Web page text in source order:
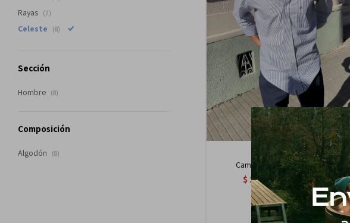
BRIXTON
Camisa Rayada - Celeste - Blanco
$1.645 $3.290 50
$ 1.398
Rayas (7)
Celeste (8)
Sección
Hombre (8)
Composición
Algodón (8)